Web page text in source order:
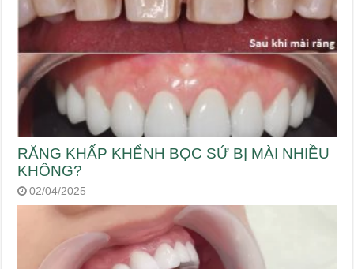
RĂNG KHẤP KHỂNH BỌC SỨ BỊ MÀI NHIỀU
KHÔNG?
02/04/2025